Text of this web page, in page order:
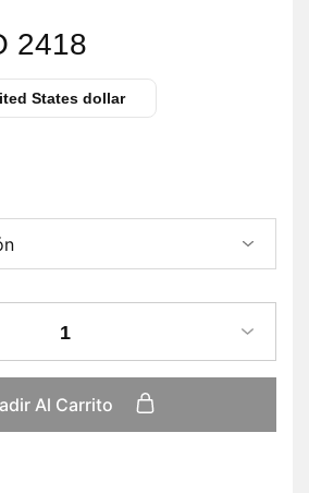
2418
States dollar
1
Al Carrito